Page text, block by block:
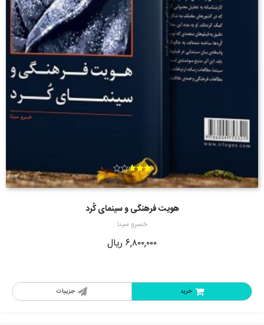
هویت فرهنگی و سینمای کُرد
خسرو سینا
امتیاز
2.67
از 5
۶,۸۰۰,۰۰۰ ریال
جزییات خرید